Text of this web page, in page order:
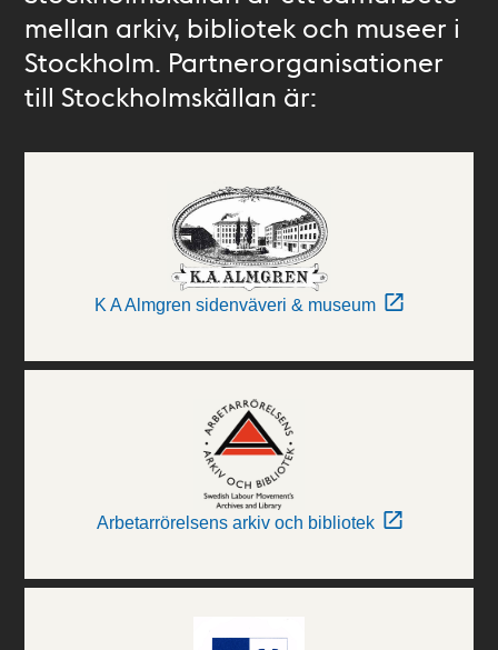
mellan arkiv, bibliotek och museer i
Stockholm. Partnerorganisationer
till Stockholmskällan är:
K A Almgren sidenväveri & museum
Arbetarrörelsens arkiv och bibliotek